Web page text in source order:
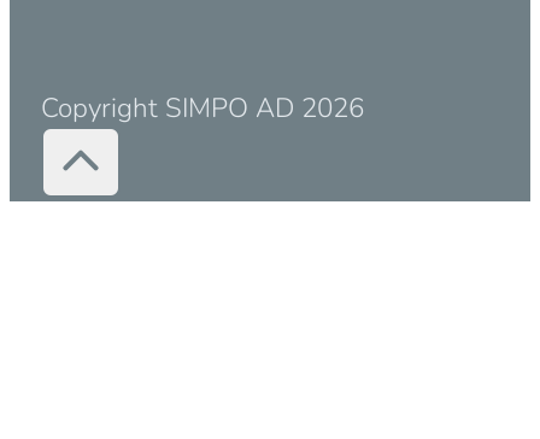
Copyright SIMPO AD 2026